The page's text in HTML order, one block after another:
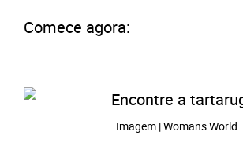
Comece agora:
Imagem | Womans World